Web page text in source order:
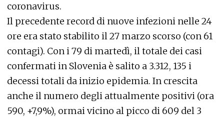
coronavirus.
Il precedente record di nuove infezioni nelle 24
ore era stato stabilito il 27 marzo scorso (con 61
contagi). Con i 79 di martedì, il totale dei casi
confermati in Slovenia è salito a 3.312, 135 i
decessi totali da inizio epidemia. In crescita
anche il numero degli attualmente positivi (ora
590, +7,9%), ormai vicino al picco di 609 del 3